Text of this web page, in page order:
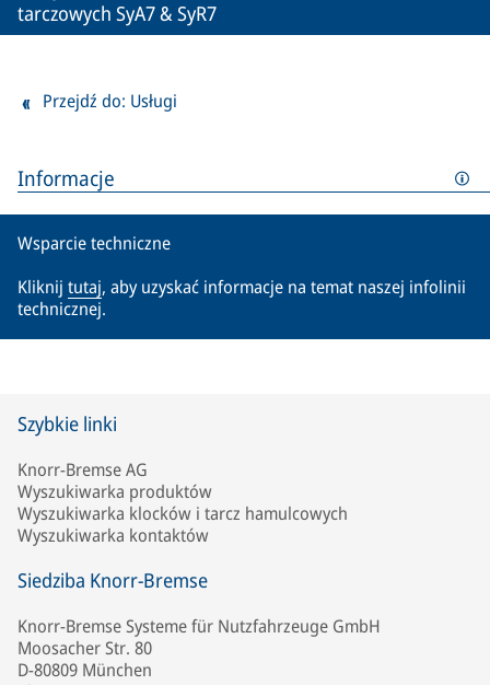
Informacje
Wsparcie techniczne
Kliknij tutaj, aby uzyskać informacje na temat naszej infolinii
technicznej.
tarczowych SyA7 & SyR7
Przejdź do: Usługi
Szybkie linki
Knorr-Bremse AG
Wyszukiwarka produktów
Wyszukiwarka klocków i tarcz hamulcowych
Wyszukiwarka kontaktów
Siedziba Knorr-Bremse
Knorr-Bremse Systeme für Nutzfahrzeuge GmbH
Moosacher Str. 80
D-80809 München